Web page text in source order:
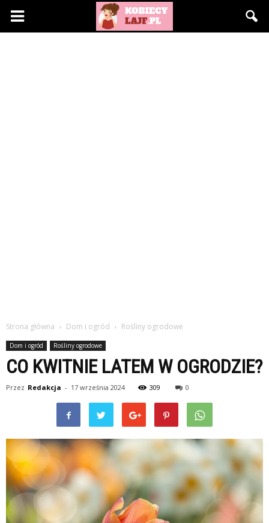
KobiecyLajf.pl
Strona główna Dom i ogród Rośliny ogrodowe
Dom i ogród Rośliny ogrodowe
CO KWITNIE LATEM W OGRODZIE?
Przez Redakcja - 17 września 2024 309 0